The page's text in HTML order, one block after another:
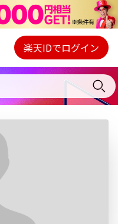
Webプレイヤー
ご契約内容の確認・変更
楽天IDでログイン